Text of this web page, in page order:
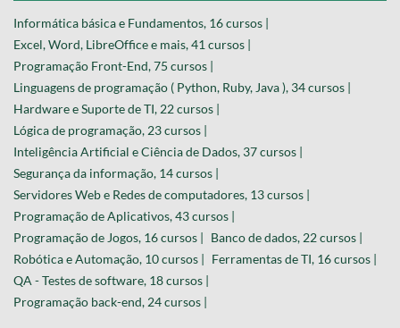
Informática básica e Fundamentos, 16 cursos |
Excel, Word, LibreOffice e mais, 41 cursos |
Programação Front-End, 75 cursos |
Linguagens de programação ( Python, Ruby, Java ), 34 cursos |
Hardware e Suporte de TI, 22 cursos |
Lógica de programação, 23 cursos |
Inteligência Artificial e Ciência de Dados, 37 cursos |
Segurança da informação, 14 cursos |
Servidores Web e Redes de computadores, 13 cursos |
Programação de Aplicativos, 43 cursos |
Programação de Jogos, 16 cursos | Banco de dados, 22 cursos |
Robótica e Automação, 10 cursos | Ferramentas de TI, 16 cursos |
QA - Testes de software, 18 cursos |
Programação back-end, 24 cursos |